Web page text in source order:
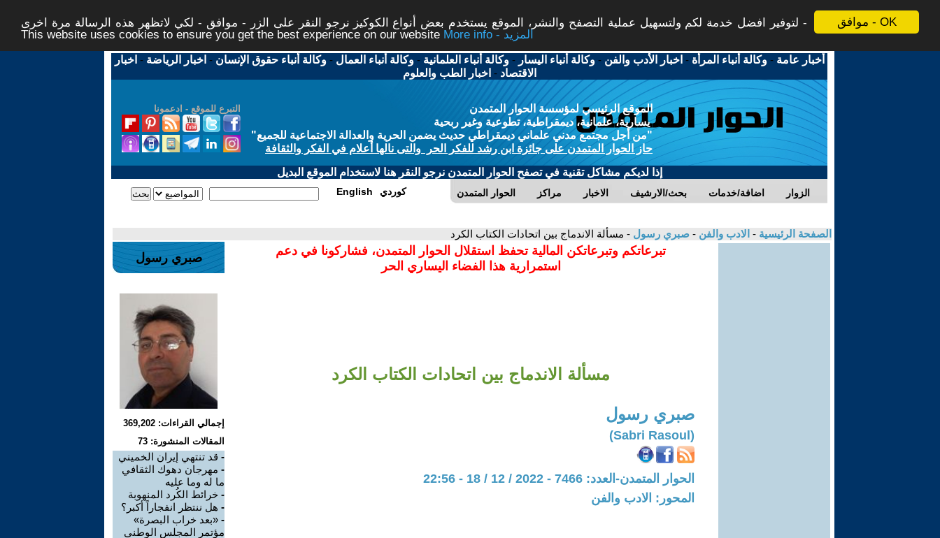
موافق - OK
لتوفير افضل خدمة لكم ولتسهيل عملية التصفح والنشر، الموقع يستخدم بعض أنواع الكوكيز نرجو النقر على الزر - موافق - لكي لاتظهر هذه الرسالة مرة اخرى -
This website uses cookies to ensure you get the best experience on our website
More info - المزيد
أخبار عامة -وكالة أنباء المرأة - اخبار الأدب والفن -وكالة أنباء اليسار -وكالة أنباء العلمانية -وكالة أنباء العمال -وكالة أنباء حقوق الإنسان - اخبار الرياضة - اخبار
الاقتصاد - اخبار الطب والعلوم
التبرع للموقع - ادعمونا
الموقع الرئيسي لمؤسسة الحوار المتمدن
يسارية، علمانية، ديمقراطية، تطوعية وغير ربحية
"من أجل مجتمع مدني علماني ديمقراطي حديث يضمن الحرية والعدالة الاجتماعية للجميع"
حاز الحوار المتمدن على جائزة ابن رشد للفكر الحر والتى نالها أعلام في الفكر والثقافة
إذا لديكم مشاكل تقنية في تصفح الحوار المتمدن نرجو النقر هنا لاستخدام الموقع البديل
الحوار المتمدن مراكز الاخبار بحث/الارشيف اضافة/خدمات الزوار English كوردي
الصفحة الرئيسية - الادب والفن - صبري رسول - مسألة الاندماج بين اتحادات الكتاب الكرد
تبرعاتكم وتبرعاتكن المالية تحفظ استقلال الحوار المتمدن، فشاركونا في دعم
استمرارية هذا الفضاء اليساري الحر
مسألة الاندماج بين اتحادات الكتاب الكرد
صبري رسول
(Sabri Rasoul)
الحوار المتمدن-العدد: 7466 - 2022 / 12 / 18 - 22:56
المحور: الادب والفن
صبري رسول
إجمالي القراءات: 369,202
المقالات المنشورة: 73
- قد تنتهي إيران الخميني
- مهرجان دهوك الثقافي
ما له وما عليه
- خرائط الكُرد المنهوبة
- هل ننتظر انفجاراً أكبر؟
- «بعد خراب البصرة»
مؤتمر المجلس الوطني